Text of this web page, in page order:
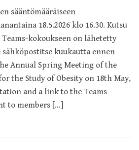
sääntömääräiseen
18.5.2026 klo 16.30. Kutsu
kokoukseen on lähetetty
kuukautta ennen
Annual Spring Meeting of the
the Study of Obesity on 18th May,
and a link to the Teams
to members […]